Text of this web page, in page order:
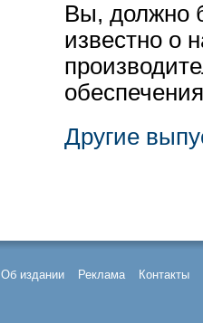
Вы, должно
известно о
Другие
Об издании Реклама Контакты